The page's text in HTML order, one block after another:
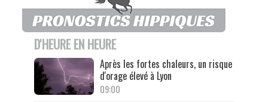
D'HEURE EN HEURE
Après les fortes chaleurs, un risque
d'orage élevé à Lyon
09:00